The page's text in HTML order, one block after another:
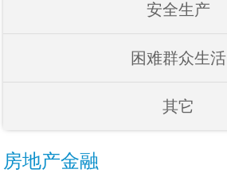
安全生产
困难群众生活
其它
房地产金融